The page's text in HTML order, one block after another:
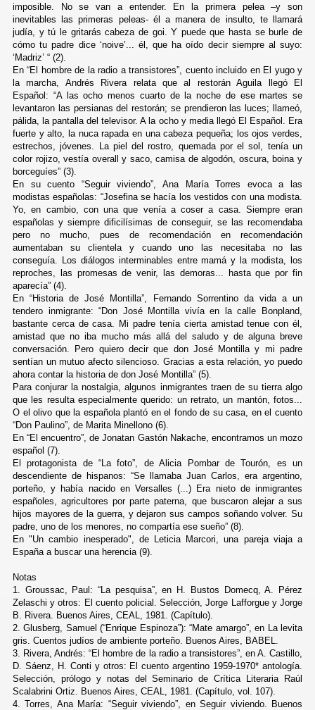
imposible. No se van a entender. En la primera pelea –y son
inevitables las primeras peleas- él a manera de insulto, te llamará
judía, y tú le gritarás cabeza de goi. Y puede que hasta se burle de
cómo tu padre dice ‘noive’... él, que ha oído decir siempre al suyo:
‘Madriz’ “ (2).
En “El hombre de la radio a transistores”, cuento incluido en El yugo y
la marcha, Andrés Rivera relata que al restorán Aguila llegó El
Español: “A las ocho menos cuarto de la noche de ese martes se
levantaron las persianas del restorán; se prendieron las luces; llameó,
pálida, la pantalla del televisor. A la ocho y media llegó El Español. Era
fuerte y alto, la nuca rapada en una cabeza pequeña; los ojos verdes,
estrechos, jóvenes. La piel del rostro, quemada por el sol, tenía un
color rojizo, vestía overall y saco, camisa de algodón, oscura, boina y
borceguíes” (3).
En su cuento “Seguir viviendo”, Ana María Torres evoca a las
modistas españolas: “Josefina se hacía los vestidos con una modista.
Yo, en cambio, con una que venía a coser a casa. Siempre eran
españolas y siempre dificilísimas de conseguir, se las recomendaba
pero no mucho, pues de recomendación en recomendación
aumentaban su clientela y cuando uno las necesitaba no las
conseguía. Los diálogos interminables entre mamá y la modista, los
reproches, las promesas de venir, las demoras... hasta que por fin
aparecía” (4).
En “Historia de José Montilla”, Fernando Sorrentino da vida a un
tendero inmigrante: “Don José Montilla vivía en la calle Bonpland,
bastante cerca de casa. Mi padre tenía cierta amistad tenue con él,
amistad que no iba mucho más allá del saludo y de alguna breve
conversación. Pero quiero decir que don José Montilla y mi padre
sentían un mutuo afecto silencioso. Gracias a esta relación, yo puedo
ahora contar la historia de don José Montilla” (5).
Para conjurar la nostalgia, algunos inmigrantes traen de su tierra algo
que les resulta especialmente querido: un retrato, un mantón, fotos...
O el olivo que la española plantó en el fondo de su casa, en el cuento
“Don Paulino”, de Marita Minellono (6).
En “El encuentro”, de Jonatan Gastón Nakache, encontramos un mozo
español (7).
El protagonista de “La foto”, de Alicia Pombar de Tourón, es un
descendiente de hispanos: “Se llamaba Juan Carlos, era argentino,
porteño, y había nacido en Versalles (...) Era nieto de inmigrantes
españoles, agricultores por parte paterna, que buscaron alejar a sus
hijos mayores de la guerra, y dejaron sus campos soñando volver. Su
padre, uno de los menores, no compartía ese sueño” (8).
En "Un cambio inesperado", de Leticia Marcori, una pareja viaja a
España a buscar una herencia (9).
Notas
1. Groussac, Paul: “La pesquisa”, en H. Bustos Domecq, A. Pérez
Zelaschi y otros: El cuento policial. Selección, Jorge Lafforgue y Jorge
B. Rivera. Buenos Aires, CEAL, 1981. (Capítulo).
2. Glusberg, Samuel (“Enrique Espinoza”): “Mate amargo”, en La levita
gris. Cuentos judíos de ambiente porteño. Buenos Aires, BABEL.
3. Rivera, Andrés: “El hombre de la radio a transistores”, en A. Castillo,
D. Sáenz, H. Conti y otros: El cuento argentino 1959-1970* antología.
Selección, prólogo y notas del Seminario de Crítica Literaria Raúl
Scalabrini Ortiz. Buenos Aires, CEAL, 1981. (Capítulo, vol. 107).
4. Torres, Ana María: “Seguir viviendo”, en Seguir viviendo. Buenos